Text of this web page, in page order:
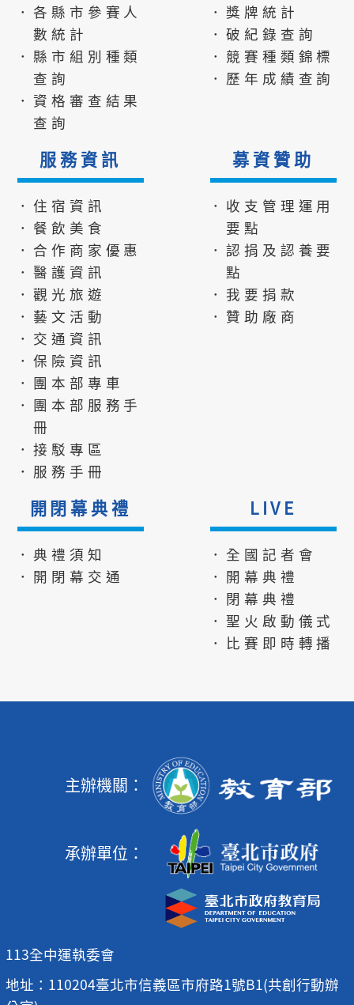
．各縣市參賽人
數統計
．縣市組別種類
查詢
．資格審查結果
查詢
．獎牌統計
．破紀錄查詢
．競賽種類錦標
．歷年成績查詢
服務資訊
．住宿資訊
．餐飲美食
．合作商家優惠
．醫護資訊
．觀光旅遊
．藝文活動
．交通資訊
．保險資訊
．團本部專車
．團本部服務手
冊
．接駁專區
．服務手冊
募資贊助
．收支管理運用
要點
．認捐及認養要
點
．我要捐款
．贊助廠商
開閉幕典禮
．典禮須知
．開閉幕交通
LIVE
．全國記者會
．開幕典禮
．閉幕典禮
．聖火啟動儀式
．比賽即時轉播
主辦機關：
承辦單位：
113全中運執委會
地址：110204臺北市信義區市府路1號B1(共創行動辦